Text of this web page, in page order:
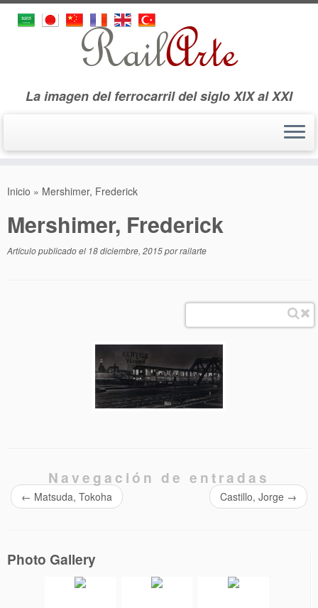
La imagen del ferrocarril del siglo XIX al XXI
Inicio » Mershimer, Frederick
Mershimer, Frederick
Artículo publicado el 18 diciembre, 2015porrailarte
Navegación de entradas
← Matsuda, Tokoha Castillo, Jorge →
Photo Gallery